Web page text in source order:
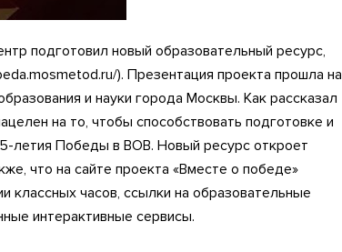
подготовил новый образовательный ресурс,
). Презентация проекта прошла на
и науки города Москвы. Как рассказал
на то, чтобы способствовать подготовке и
летия Победы в ВОВ. Новый ресурс откроет
что на сайте проекта «Вместе о победе»
классных часов, ссылки на образовательные
интерактивные сервисы.